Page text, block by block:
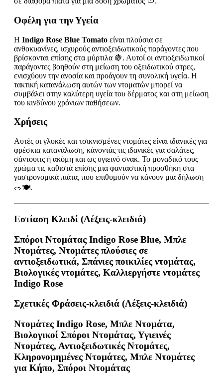
Οφέλη για την Υγεία
Η Indigo Rose Blue Tomato είναι πλούσια σε
ανθοκυανίνες, ισχυρούς αντιοξειδωτικούς παράγοντες που
βρίσκονται επίσης στα μύρτιλα 🍇. Αυτοί οι αντιοξειδωτικοί
παράγοντες βοηθούν στη μείωση του οξειδωτικού στρες,
ενισχύουν την ανοσία και προάγουν τη συνολική υγεία. Η
τακτική κατανάλωση αυτών των ντοματών μπορεί να
συμβάλει στην καλύτερη υγεία του δέρματος και στη μείωση
του κινδύνου χρόνιων παθήσεων.
Χρήσεις
Αυτές οι γλυκές και τσικνισμένες ντομάτες είναι ιδανικές για
φρέσκια κατανάλωση, κάνοντάς τις ιδανικές για σαλάτες,
σάντουιτς ή ακόμη και ως υγιεινό σνακ. Το μοναδικό τους
χρώμα τις καθιστά επίσης μια φανταστική προσθήκη στα
γαστρονομικά πιάτα, που επιθυμούν να κάνουν μια δήλωση
🥗🍽️.
Εστίαση Κλειδί (Λέξεις-κλειδιά)
Σπόροι Ντομάτας Indigo Rose Blue, Μπλε
Ντομάτες, Ντομάτες πλούσιες σε
αντιοξειδωτικά, Σπάνιες ποικιλίες ντομάτας,
Βιολογικές ντομάτες, Καλλιεργήστε ντομάτες
Indigo Rose
Σχετικές Φράσεις-κλειδιά (Λέξεις-κλειδιά)
Ντομάτες Indigo Rose, Μπλε Ντομάτα,
Βιολογικοί Σπόροι Ντομάτας, Υγιεινές
Ντομάτες, Αντιοξειδωτικές Ντομάτες,
Κληρονομημένες Ντομάτες, Μπλε Ντομάτες
για Κήπο, Σπόροι Ντομάτας